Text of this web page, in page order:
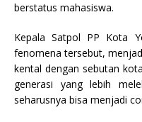
berstatus mahasiswa.
Kepala Satpol PP Kota
fenomena tersebut,
kental dengan sebutan
generasi yang lebih
seharusnya bisa menjadi